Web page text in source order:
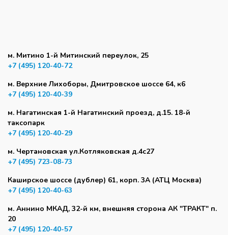
м. Митино 1-й Митинский переулок, 25
+7 (495) 120-40-72
м. Верхние Лихоборы, Дмитровское шоссе 64, к6
+7 (495) 120-40-39
м. Нагатинская 1-й Нагатинский проезд, д.15. 18-й
таксопарк
+7 (495) 120-40-29
м. Чертановская ул.Котляковская д.4с27
+7 (495) 723-08-73
Каширское шоссе (дублер) 61, корп. 3А (АТЦ Москва)
+7 (495) 120-40-63
м. Аннино МКАД, 32-й км, внешняя сторона АК "ТРАКТ" п.
20
+7 (495) 120-40-57